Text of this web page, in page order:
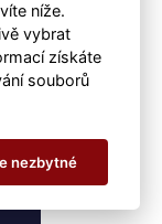
níže.
vybrat
získáte
souborů
nezbytné